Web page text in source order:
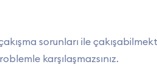
sorunları ile
karşılaşmazsınız.